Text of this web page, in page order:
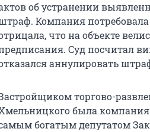
об устранении
Компания
что на объекте
Суд посчитал
аннулировать
торгово-
была компания
богатым депутатом